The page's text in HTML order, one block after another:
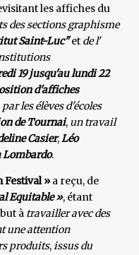
les affiches du
des sections graphisme
Saint-Luc"et de l'
19 jusqu'au lundi 22
d'affiches
parles élèves d'écoles
de Tournai, un travail
Casier,Léo
Lombardo.
» a reçu, de
Equitable », étant
à travailler avec des
une attention
produits,issus du